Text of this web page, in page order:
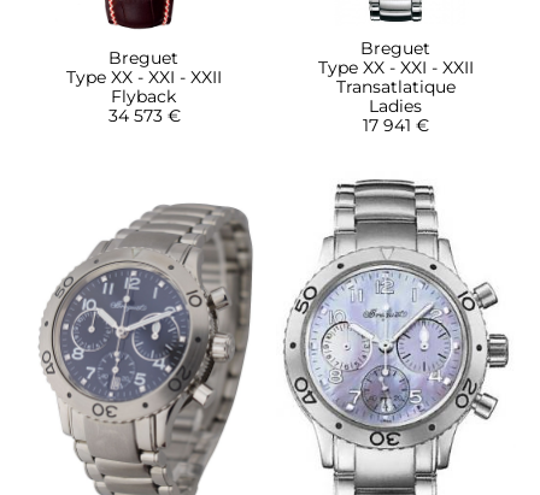
Breguet
Type XX - XXI - XXII
Flyback
34 573 €
Breguet
Type XX - XXI - XXII
Transatlatique
Ladies
17 941 €